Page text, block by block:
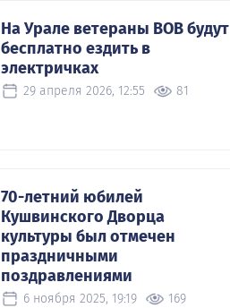
На Урале ветераны ВОВ будут
бесплатно ездить в
электричках
29 апреля 2026, 12:55 81
70-летний юбилей
Кушвинского Дворца
культуры был отмечен
праздничными
поздравлениями
6 ноября 2025, 19:19 169